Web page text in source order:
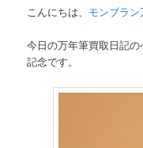
こんにちは、 モンブラ
今日の万年筆買取日記
記念です。